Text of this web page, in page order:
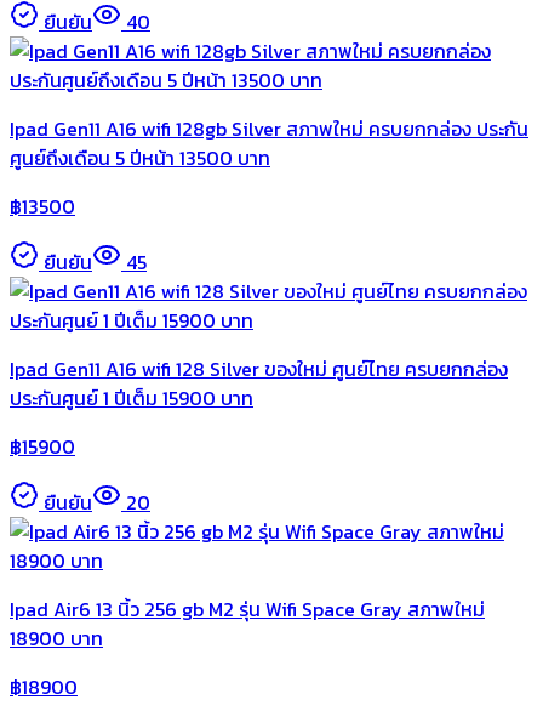
ยืนยัน 40
Ipad Gen11 A16 wifi 128gb Silver สภาพใหม่ ครบยกกล่อง ประกัน
ศูนย์ถึงเดือน 5 ปีหน้า 13500 บาท
฿13500
ยืนยัน
45
Ipad Gen11 A16 wifi 128 Silver ของใหม่ ศูนย์ไทย ครบยกกล่อง
ประกันศูนย์ 1 ปีเต็ม 15900 บาท
฿15900
ยืนยัน
20
Ipad Air6 13 นิ้ว 256 gb M2 รุ่น Wifi Space Gray สภาพใหม่
18900 บาท
฿18900